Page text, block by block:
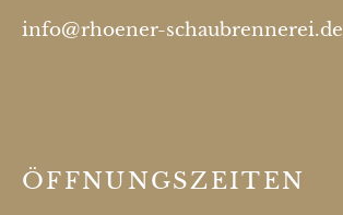
info@rhoener-schaubrennerei.de
ÖFFNUNGSZEITEN